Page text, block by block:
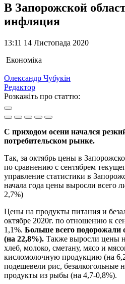
В Запорожской
инфляция
13:11 14 Листопада 2020
Економіка
Олександр Чубукін
Редактор
Розкажіть про статтю:
С приходом осени начался
потребительском рынке.
Так, за октябрь цены в
по сравнению с сентябрем
управление статистики в
начала года цены выросли всего
2,7%)
Цены на продукты питания и
октябре 2020г. по отношению к
1,1%. Больше всего подорожали
(на 22,8%). Также выросли цены
хлеб, молоко, сметану, мясо и
кисломолочную продукцию (на
подешевели рис, безалкогольные
продукты из рыбы (на 4,7-0,8%).